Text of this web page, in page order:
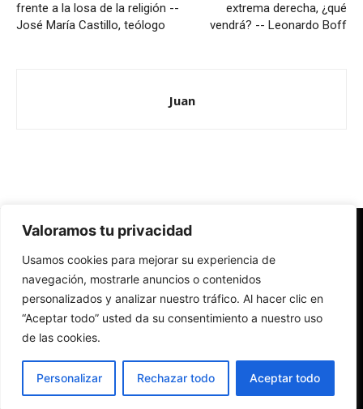
Valoramos tu privacidad
Usamos cookies para mejorar su experiencia de
navegación, mostrarle anuncios o contenidos
personalizados y analizar nuestro tráfico. Al hacer clic en
“Aceptar todo” usted da su consentimiento a nuestro uso
de las cookies.
Personalizar Rechazar todo Aceptar todo
frente a la losa de la religión --
José María Castillo, teólogo
extrema derecha, ¿qué
vendrá? -- Leonardo Boff
Juan
Redes Cristianas
Una mirada alternativa sobre la Iglesia católica y la sociedad
- Colectivos de Redes Cristianas